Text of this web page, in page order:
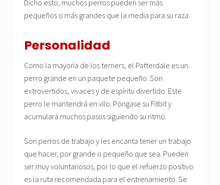
Dicho esto, muchos perros pueden ser más
pequeños o más grandes que la media para su raza.
Personalidad
Como la mayoría de los terriers, el Patterdale es un
perro grande en un paquete pequeño. Son
extrovertidos, vivaces y de espíritu divertido. Este
perro le mantendrá en vilo. Póngase su Fitbit y
acumulará muchos pasos siguiendo su ritmo.
Son perros de trabajo y les encanta tener un trabajo
que hacer, por grande o pequeño que sea. Pueden
ser muy voluntariosos, por lo que el refuerzo positivo
es la ruta recomendada para el entrenamiento. Se